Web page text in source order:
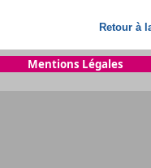
Retour à
Mentions Légales